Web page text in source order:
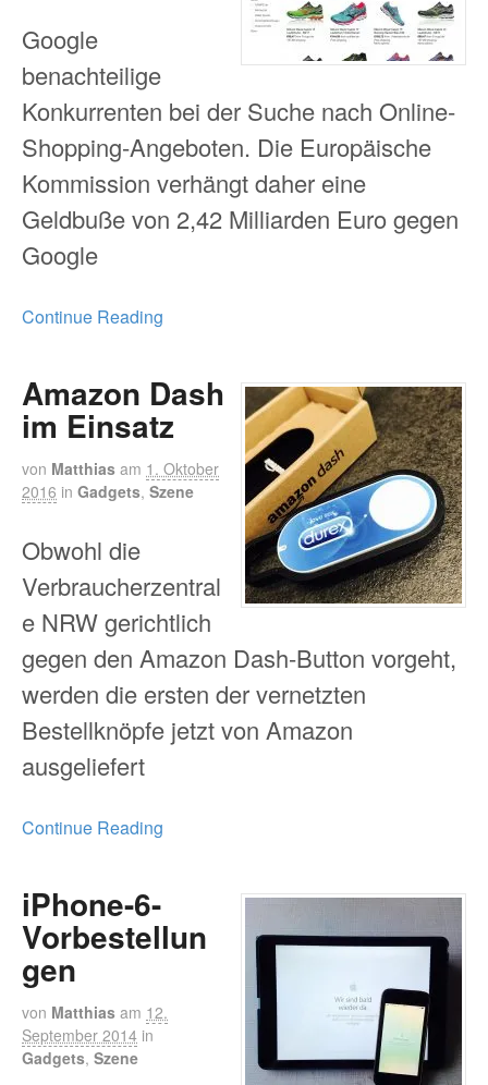
Google
benachteilige
Konkurrenten bei der Suche nach Online-
Shopping-Angeboten. Die Europäische
Kommission verhängt daher eine
Geldbuße von 2,42 Milliarden Euro gegen
Google
Continue Reading
Amazon Dash
im Einsatz
von Matthias am 1. Oktober
2016 in Gadgets, Szene
Obwohl die
Verbraucherzentral
e NRW gerichtlich
gegen den Amazon Dash-Button vorgeht,
werden die ersten der vernetzten
Bestellknöpfe jetzt von Amazon
ausgeliefert
Continue Reading
iPhone-6-
Vorbestellun
gen
von Matthias am 12.
September 2014 in
Gadgets, Szene